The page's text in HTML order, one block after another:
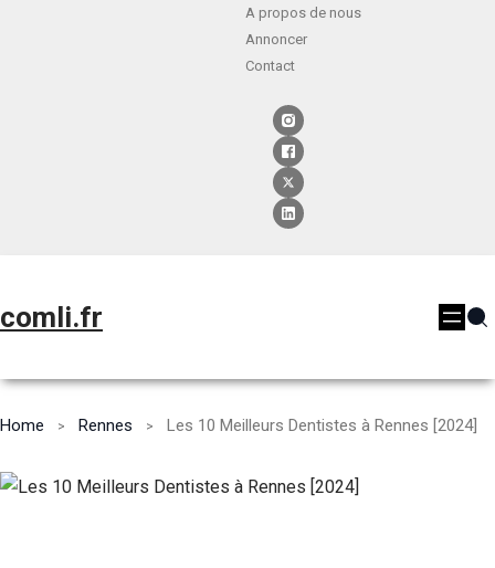
A propos de nous
Annoncer
Contact
comli.fr
Home Rennes Les 10 Meilleurs Dentistes à Rennes [2024]